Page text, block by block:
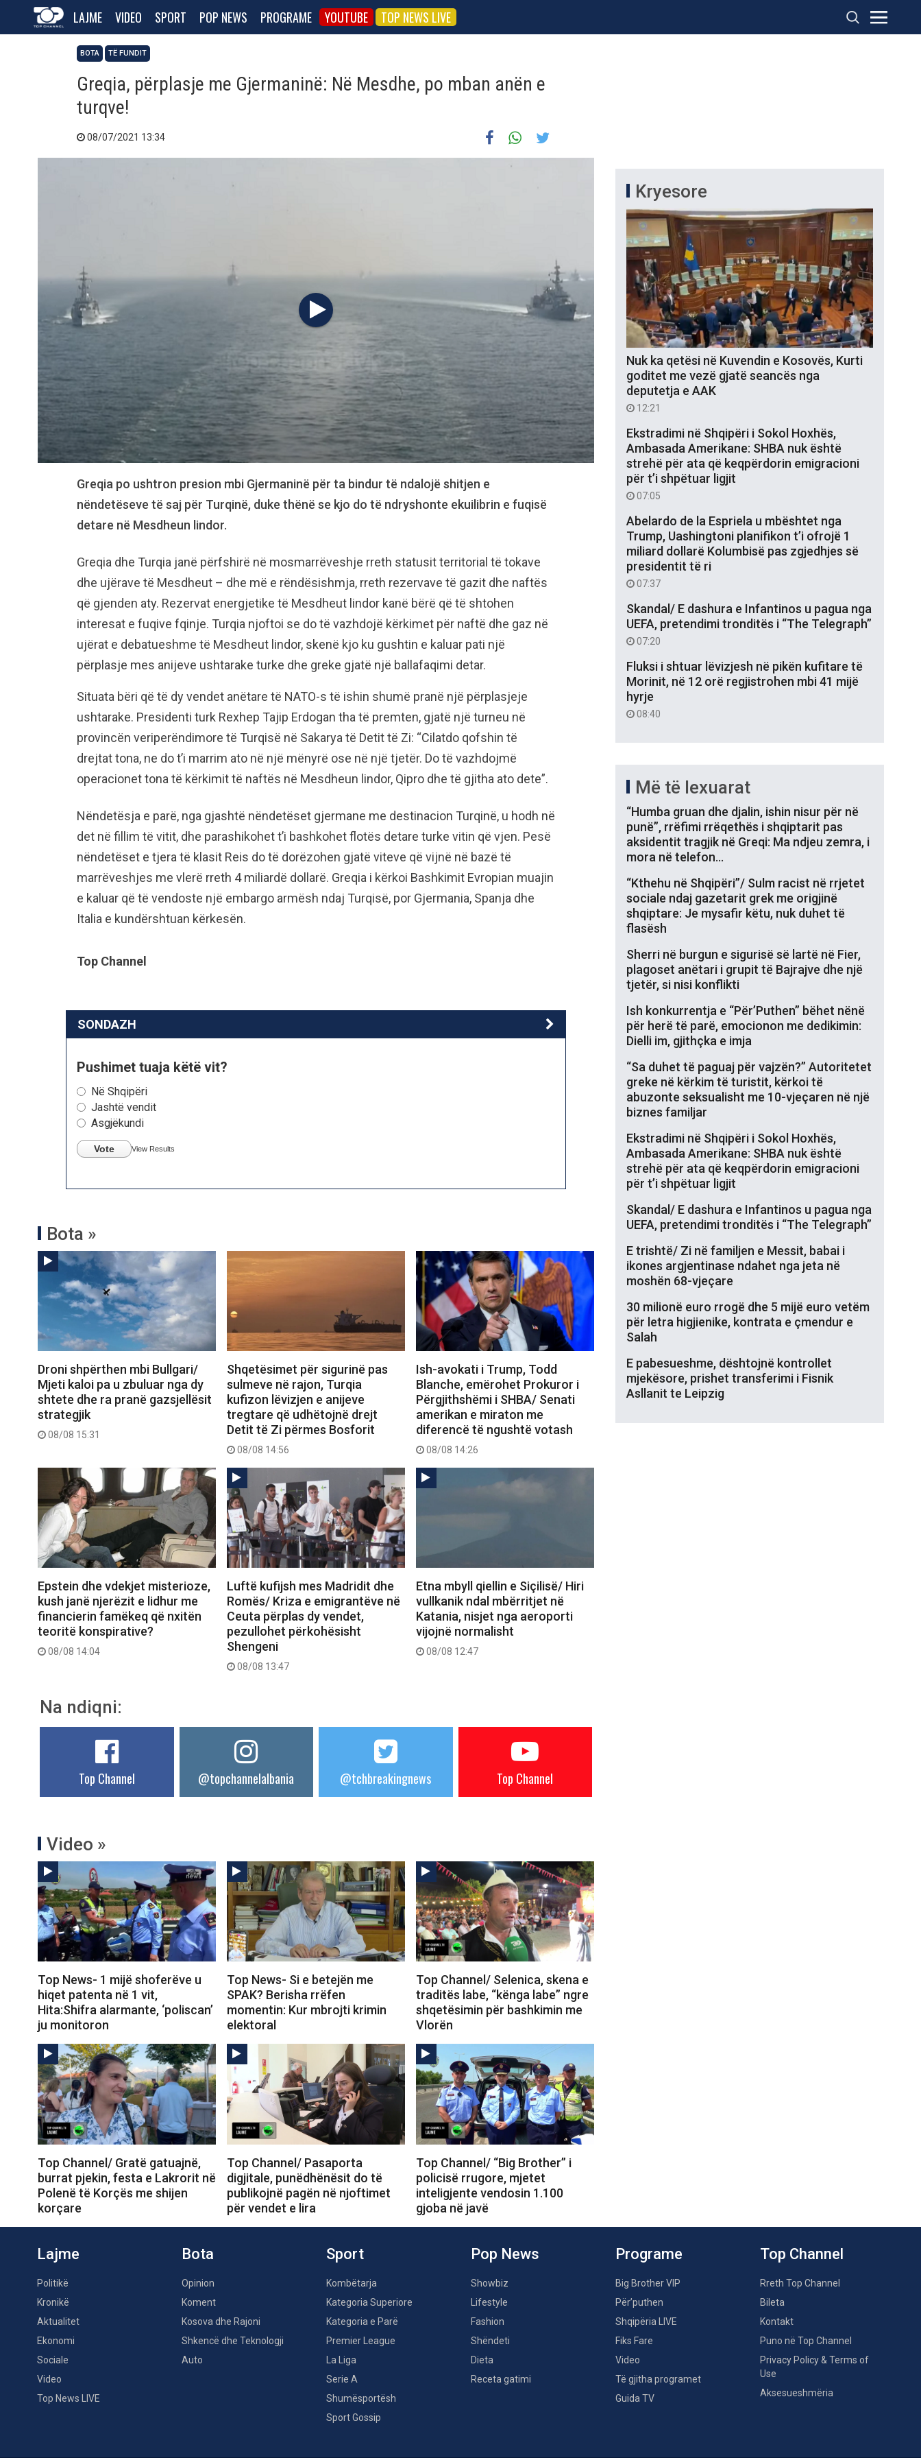
LAJME VIDEO SPORT POP NEWS PROGRAME YOUTUBE TOP NEWS LIVE
BOTA TË FUNDIT
Greqia, përplasje me Gjermaninë: Në Mesdhe, po mban anën e
turqve!
08/07/2021 13:34
Greqia po ushtron presion mbi Gjermaninë për ta bindur të ndalojë shitjen e
nëndetëseve të saj për Turqinë, duke thënë se kjo do të ndryshonte ekuilibrin e fuqisë
detare në Mesdheun lindor.
Greqia dhe Turqia janë përfshirë në mosmarrëveshje rreth statusit territorial të tokave
dhe ujërave të Mesdheut – dhe më e rëndësishmja, rreth rezervave të gazit dhe naftës
që gjenden aty. Rezervat energjetike të Mesdheut lindor kanë bërë që të shtohen
interesat e fuqive fqinje. Turqia njoftoi se do të vazhdojë kërkimet për naftë dhe gaz në
ujërat e debatueshme të Mesdheut lindor, skenë kjo ku gushtin e kaluar pati një
përplasje mes anijeve ushtarake turke dhe greke gjatë një ballafaqimi detar.
Situata bëri që të dy vendet anëtare të NATO-s të ishin shumë pranë një përplasjeje
ushtarake. Presidenti turk Rexhep Tajip Erdogan tha të premten, gjatë një turneu në
provincën veriperëndimore të Turqisë në Sakarya të Detit të Zi: “Cilatdo qofshin të
drejtat tona, ne do t’i marrim ato në një mënyrë ose në një tjetër. Do të vazhdojmë
operacionet tona të kërkimit të naftës në Mesdheun lindor, Qipro dhe të gjitha ato dete”.
Nëndetësja e parë, nga gjashtë nëndetëset gjermane me destinacion Turqinë, u hodh në
det në fillim të vitit, dhe parashikohet t’i bashkohet flotës detare turke vitin që vjen. Pesë
nëndetëset e tjera të klasit Reis do të dorëzohen gjatë viteve që vijnë në bazë të
marrëveshjes me vlerë rreth 4 miliardë dollarë. Greqia i kërkoi Bashkimit Evropian muajin
e kaluar që të vendoste një embargo armësh ndaj Turqisë, por Gjermania, Spanja dhe
Italia e kundërshtuan kërkesën.
Top Channel
SONDAZH
Pushimet tuaja këtë vit?
Në Shqipëri
Jashtë vendit
Asgjëkundi
Vote View Results
Bota »
Droni shpërthen mbi Bullgari/
Mjeti kaloi pa u zbuluar nga dy
shtete dhe ra pranë gazsjellësit
strategjik
08/08 15:31
Shqetësimet për sigurinë pas
sulmeve në rajon, Turqia
kufizon lëvizjen e anijeve
tregtare që udhëtojnë drejt
Detit të Zi përmes Bosforit
08/08 14:56
Ish-avokati i Trump, Todd
Blanche, emërohet Prokuror i
Përgjithshëmi i SHBA/ Senati
amerikan e miraton me
diferencë të ngushtë votash
08/08 14:26
Epstein dhe vdekjet misterioze,
kush janë njerëzit e lidhur me
financierin famëkeq që nxitën
teoritë konspirative?
08/08 14:04
Luftë kufijsh mes Madridit dhe
Romës/ Kriza e emigrantëve në
Ceuta përplas dy vendet,
pezullohet përkohësisht
Shengeni
08/08 13:47
Etna mbyll qiellin e Siçilisë/ Hiri
vullkanik ndal mbërritjet në
Katania, nisjet nga aeroporti
vijojnë normalisht
08/08 12:47
Na ndiqni:
Top Channel @topchannelalbania @tchbreakingnews Top Channel
Video »
Top News- 1 mijë shoferëve u
hiqet patenta në 1 vit,
Hita:Shifra alarmante, ‘poliscan’
ju monitoron
Top News- Si e betejën me
SPAK? Berisha rrëfen
momentin: Kur mbrojti krimin
elektoral
Top Channel/ Selenica, skena e
traditës labe, “kënga labe” ngre
shqetësimin për bashkimin me
Vlorën
Top Channel/ Gratë gatuajnë,
burrat pjekin, festa e Lakrorit në
Polenë të Korçës me shijen
korçare
Top Channel/ Pasaporta
digjitale, punëdhënësit do të
publikojnë pagën në njoftimet
për vendet e lira
Top Channel/ “Big Brother” i
policisë rrugore, mjetet
inteligjente vendosin 1.100
gjoba në javë
Kryesore
Nuk ka qetësi në Kuvendin e Kosovës, Kurti
goditet me vezë gjatë seancës nga
deputetja e AAK
12:21
Ekstradimi në Shqipëri i Sokol Hoxhës,
Ambasada Amerikane: SHBA nuk është
strehë për ata që keqpërdorin emigracioni
për t’i shpëtuar ligjit
07:05
Abelardo de la Espriela u mbështet nga
Trump, Uashingtoni planifikon t’i ofrojë 1
miliard dollarë Kolumbisë pas zgjedhjes së
presidentit të ri
07:37
Skandal/ E dashura e Infantinos u pagua nga
UEFA, pretendimi tronditës i “The Telegraph”
07:20
Fluksi i shtuar lëvizjesh në pikën kufitare të
Morinit, në 12 orë regjistrohen mbi 41 mijë
hyrje
08:40
Më të lexuarat
“Humba gruan dhe djalin, ishin nisur për në
punë”, rrëfimi rrëqethës i shqiptarit pas
aksidentit tragjik në Greqi: Ma ndjeu zemra, i
mora në telefon…
“Kthehu në Shqipëri”/ Sulm racist në rrjetet
sociale ndaj gazetarit grek me origjinë
shqiptare: Je mysafir këtu, nuk duhet të
flasësh
Sherri në burgun e sigurisë së lartë në Fier,
plagoset anëtari i grupit të Bajrajve dhe një
tjetër, si nisi konflikti
Ish konkurrentja e “Për’Puthen” bëhet nënë
për herë të parë, emocionon me dedikimin:
Dielli im, gjithçka e imja
“Sa duhet të paguaj për vajzën?” Autoritetet
greke në kërkim të turistit, kërkoi të
abuzonte seksualisht me 10-vjeçaren në një
biznes familjar
Ekstradimi në Shqipëri i Sokol Hoxhës,
Ambasada Amerikane: SHBA nuk është
strehë për ata që keqpërdorin emigracioni
për t’i shpëtuar ligjit
Skandal/ E dashura e Infantinos u pagua nga
UEFA, pretendimi tronditës i “The Telegraph”
E trishtë/ Zi në familjen e Messit, babai i
ikones argjentinase ndahet nga jeta në
moshën 68-vjeçare
30 milionë euro rrogë dhe 5 mijë euro vetëm
për letra higjienike, kontrata e çmendur e
Salah
E pabesueshme, dështojnë kontrollet
mjekësore, prishet transferimi i Fisnik
Asllanit te Leipzig
Lajme
Politikë
Kronikë
Aktualitet
Ekonomi
Sociale
Video
Top News LIVE
Bota
Opinion
Koment
Kosova dhe Rajoni
Shkencë dhe Teknologji
Auto
Sport
Kombëtarja
Kategoria Superiore
Kategoria e Parë
Premier League
La Liga
Serie A
Shumësportësh
Sport Gossip
Pop News
Showbiz
Lifestyle
Fashion
Shëndeti
Dieta
Receta gatimi
Programe
Big Brother VIP
Për’puthen
Shqipëria LIVE
Fiks Fare
Video
Të gjitha programet
Guida TV
Top Channel
Rreth Top Channel
Bileta
Kontakt
Puno në Top Channel
Privacy Policy & Terms of
Use
Aksesueshmëria